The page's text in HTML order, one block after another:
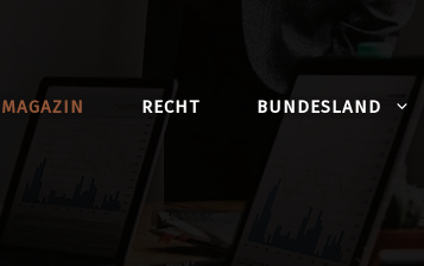
MAGAZIN RECHT BUNDESLAND